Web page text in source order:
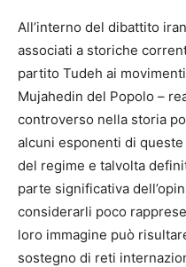
All’interno del dibattito
associati a storiche
partito Tudeh ai
Mujahedin del Popolo –
controverso nella storia
alcuni esponenti di
del regime e talvolta
parte significativa
considerarli poco
loro immagine può
sostegno di reti